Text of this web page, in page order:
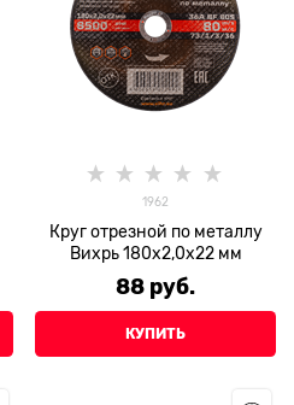
1962
Круг отрезной по металлу
Вихрь 180х2,0х22 мм
88 руб.
КУПИТЬ